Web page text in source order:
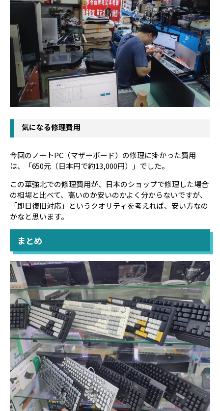
気になる修理費用
今回のノートPC（マザーボード）の修理に掛かった費用
は、「650元（日本円で約13,000円）」でした。
この華強北での修理費用が、日本のショップで修理した場合
の相場と比べて、高いのか安いのかよく分からないですが、
「即日復旧対応」というクオリティを考えれば、安い方なの
かなと思います。
まとめ